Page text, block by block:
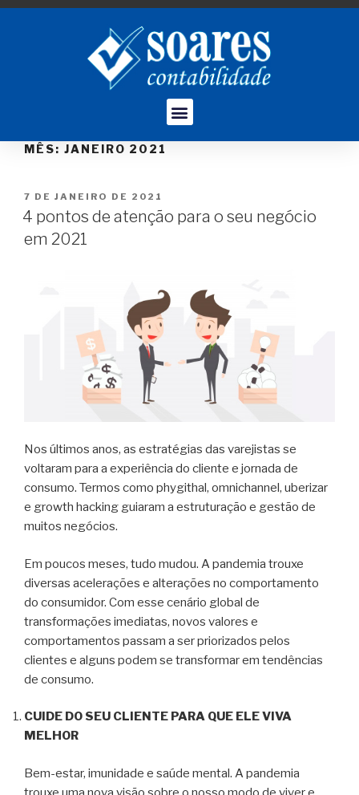
MÊS: JANEIRO 2021
7 DE JANEIRO DE 2021
4 pontos de atenção para o seu negócio
em 2021
Nos últimos anos, as estratégias das varejistas se
voltaram para a experiência do cliente e jornada de
consumo. Termos como phygithal, omnichannel, uberizar
e growth hacking guiaram a estruturação e gestão de
muitos negócios.
Em poucos meses, tudo mudou. A pandemia trouxe
diversas acelerações e alterações no comportamento
do consumidor. Com esse cenário global de
transformações imediatas, novos valores e
comportamentos passam a ser priorizados pelos
clientes e alguns podem se transformar em tendências
de consumo.
CUIDE DO SEU CLIENTE PARA QUE ELE VIVA
MELHOR
Bem-estar, imunidade e saúde mental. A pandemia